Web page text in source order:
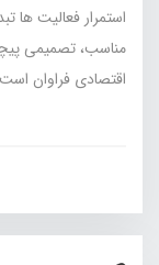
استمرار فعالیت‌ ها
مناسب، تصمیمی
اقتصادی فراوان